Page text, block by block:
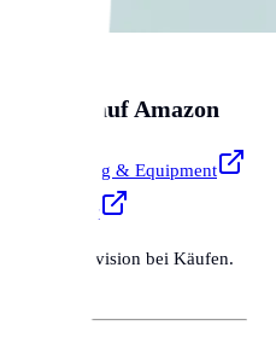
Tools auf Amazon
Profi-Werkzeug & Equipment
Smarte Helfer
kleine Provision bei Käufen.